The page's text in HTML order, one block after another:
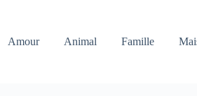
Amour Animal Famille